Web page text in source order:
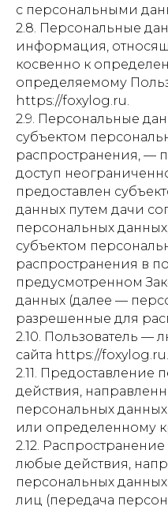
с персональными
2.8. Персональные
информация,
косвенно к
определяемому
https://foxylog.ru.
2.9. Персональные
субъектом
распространения, —
доступ
предоставлен
данных путем дачи
персональных
субъектом
распространения в
предусмотренном
данных (далее —
разрешенные для
2.10. Пользователь —
сайта https://foxylog.ru.
2.11.
действия,
персональных
или определенному
2.12.
любые действия,
персональных
лиц (передача